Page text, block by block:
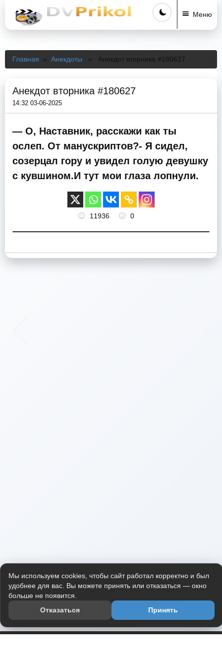
Меню
Главная » Анекдоты » Анекдот вторника #180627
Анекдот вторника #180627
14:32 03-06-2025
— О, Наставник, расскажи как ты
ослеп. От манускриптов?- Я сидел,
созерцал гору и увидел голую девушку
с кувшином.И тут мои глаза лопнули.
11936 0
Мы используем cookies, чтобы сайт работал корректно и был
удобнее для вас. Вы можете принять или отказаться — окно
больше не появится.
Отказаться
Принять